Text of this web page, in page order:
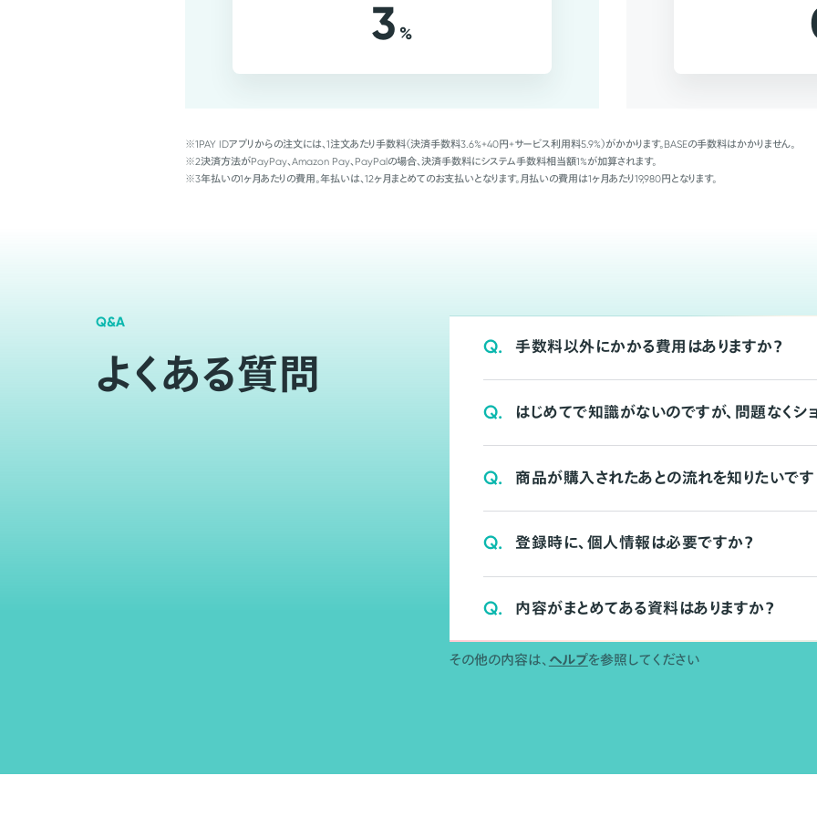
3 %
※1PAY IDアプリからの注文には、1注文あたり手数料（決済手数料3.6%+40円+サービス利用料5.9%）がかかります。BASEの手数料はかかりません。
※2決済方法がPayPay、Amazon Pay、PayPalの場合、決済手数料にシステム手数料相当額1%が加算されます。
※3年払いの1ヶ月あたりの費用。年払いは、12ヶ月まとめてのお支払いとなります。月払いの費用は1ヶ月あたり19,980円となります。
Q&A
よくある質問
Q. 手数料以外にかかる費用はありますか？
Q. はじめてで知識がないのですが、問題なくシ
Q. 商品が購入されたあとの流れを知りたいです
Q. 登録時に、個人情報は必要ですか？
Q. 内容がまとめてある資料はありますか？
その他の内容は、 ヘルプを参照してください